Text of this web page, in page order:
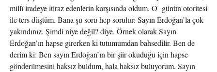
millî iradeye itiraz edenlerin karşısında oldum. O günün otoritesi
ile ters düştüm. Bana şu soru hep sorulur: Sayın Erdoğan’la çok
yakındınız. Şimdi niye değil? diye. Örnek olarak Sayın
Erdoğan’ın hapse girerken ki tutumumdan bahsedilir. Ben de
derim ki: Ben sayın Erdoğan’ın bir şiir okuduğu için hapse
gönderilmesini haksız buldum, hala haksız buluyorum. Sayın